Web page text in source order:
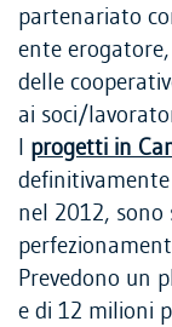
partenariato
ente
delle
ai soci/
I progetti in
nel 2012, sono
Prevedono un
e di 12 milioni